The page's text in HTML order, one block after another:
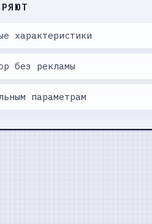
характеристики
без рекламы
параметрам